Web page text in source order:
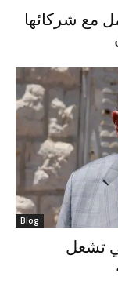
مع شركائها
Blog
تشعل